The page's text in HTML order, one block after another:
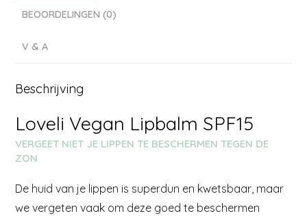
BEOORDELINGEN (0)
V & A
Beschrijving
Loveli Vegan Lipbalm SPF15
VERGEET NIET JE LIPPEN TE BESCHERMEN TEGEN DE
ZON
De huid van je lippen is superdun en kwetsbaar, maar
we vergeten vaak om deze goed te beschermen